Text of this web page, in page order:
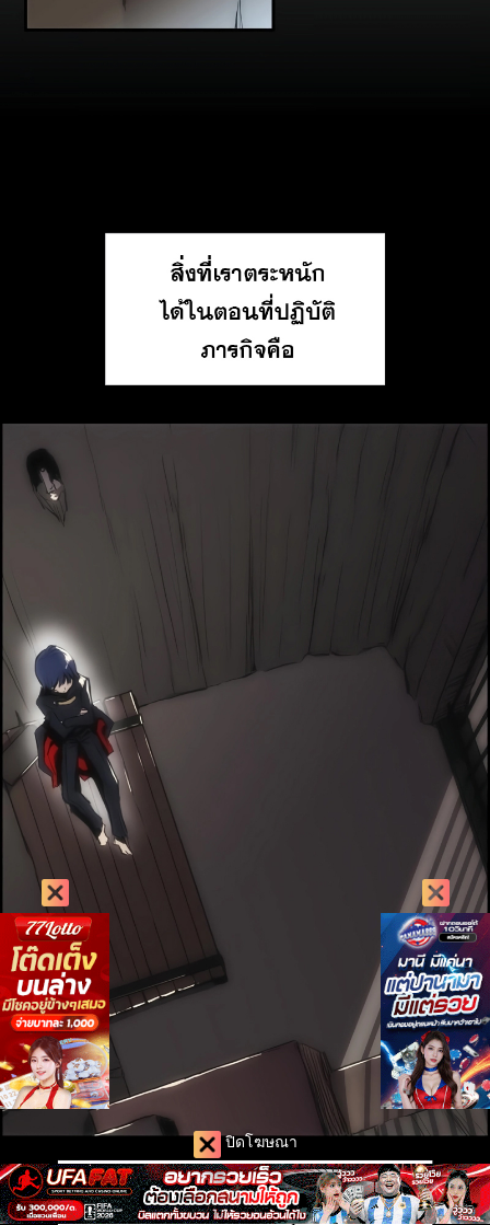
ปิดโฆษณา